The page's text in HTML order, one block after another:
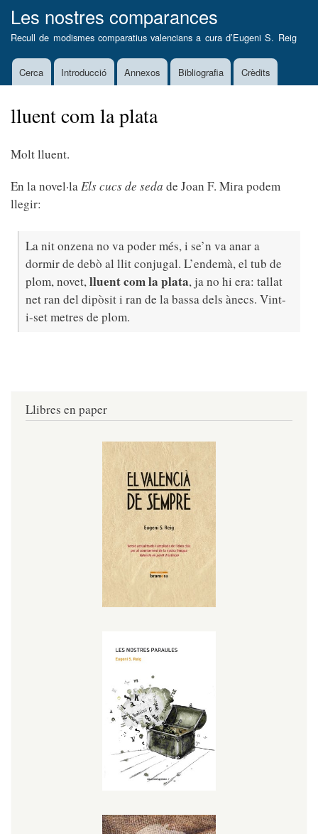
al
contingut
Les nostres comparances
Recull de modismes comparatius valencians a cura d’Eugeni S. Reig
MainCerca Introducció Annexos Bibliografia Crèdits
lluent com la plata
Molt lluent.
En la novel·laEls cucs de seda de Joan F. Mira podem
llegir:
La nit onzena no va poder més, i se’n va anar a
dormir de debò al llit conjugal. L’endemà, el tub de
plom, novet,lluent com la plata, ja no hi era: tallat
net ran del dipòsit i ran de la bassa dels ànecs. Vint-
i-set metres de plom.
Llibres en paper